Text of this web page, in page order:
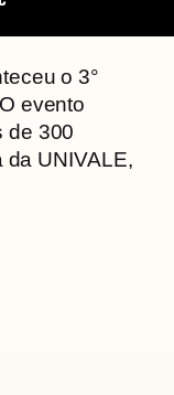
o 3°
evento
de 300
da UNIVALE,